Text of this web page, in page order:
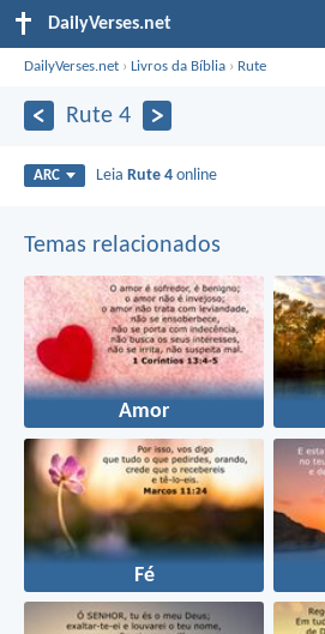
DailyVerses.net
DailyVerses.net ›Livros da Bíblia › Rute
Rute 4
ARC Leia Rute 4 online
Temas relacionados
Amor
Fé